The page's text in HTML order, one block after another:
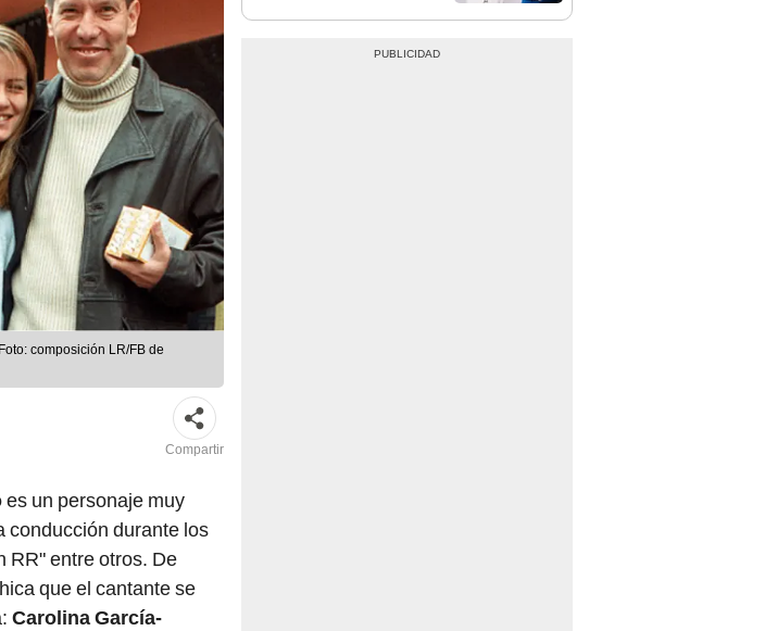
composición LR/FB de
Compartir
es un personaje muy
conducción durante los
RR" entre otros. De
que el cantante se
Carolina García-